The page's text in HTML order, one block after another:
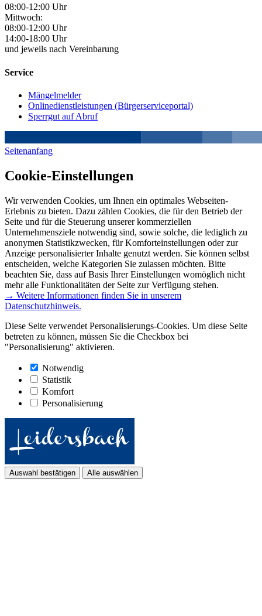
08:00-12:00 Uhr
Mittwoch:
08:00-12:00 Uhr
14:00-18:00 Uhr
und jeweils nach Vereinbarung
Service
Mängelmelder
Onlinedienstleistungen (Bürgerserviceportal)
Sperrgut auf Abruf
Seitenanfang
Cookie-Einstellungen
Wir verwenden Cookies, um Ihnen ein optimales Webseiten-
Erlebnis zu bieten. Dazu zählen Cookies, die für den Betrieb der
Seite und für die Steuerung unserer kommerziellen
Unternehmensziele notwendig sind, sowie solche, die lediglich zu
anonymen Statistikzwecken, für Komforteinstellungen oder zur
Anzeige personalisierter Inhalte genutzt werden. Sie können selbst
entscheiden, welche Kategorien Sie zulassen möchten. Bitte
beachten Sie, dass auf Basis Ihrer Einstellungen womöglich nicht
mehr alle Funktionalitäten der Seite zur Verfügung stehen.
→ Weitere Informationen finden Sie in unserem
Datenschutzhinweis.
Diese Seite verwendet Personalisierungs-Cookies. Um diese Seite
betreten zu können, müssen Sie die Checkbox bei
"Personalisierung" aktivieren.
Notwendig
Statistik
Komfort
Personalisierung
Auswahl bestätigen Alle auswählen